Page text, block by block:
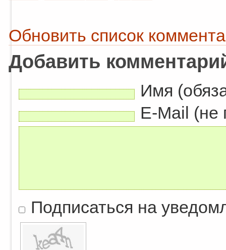
Обновить список
Добавить
Имя
E-Mail (не
Подписаться на